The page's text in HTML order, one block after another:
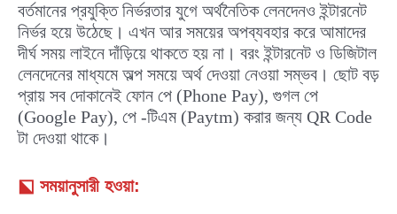
বর্তমানের প্রযুক্তি নির্ভরতার যুগে অর্থনৈতিক লেনদেনও ইন্টারনেট
নির্ভর হয়ে উঠেছে। এখন আর সময়ের অপব্যবহার করে আমাদের
দীর্ঘ সময় লাইনে দাঁড়িয়ে থাকতে হয় না। বরং ইন্টারনেট ও ডিজিটাল
লেনদেনের মাধ্যমে অল্প সময়ে অর্থ দেওয়া নেওয়া সম্ভব। ছোট বড়
প্রায় সব দোকানেই ফোন পে (Phone Pay), গুগল পে
(Google Pay), পে -টিএম (Paytm) করার জন্য QR Code
টা দেওয়া থাকে।
⬕ সময়ানুসারী হওয়া: